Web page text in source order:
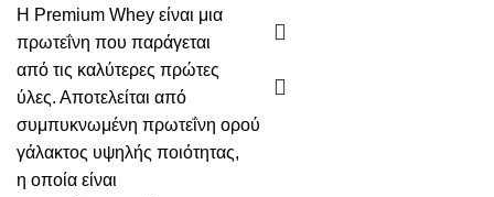
Η Premium Whey είναι μια
πρωτεΐνη που παράγεται
από τις καλύτερες πρώτες
ύλες. Αποτελείται από
συμπυκνωμένη πρωτεΐνη ορού
γάλακτος υψηλής ποιότητας,
η οποία είναι